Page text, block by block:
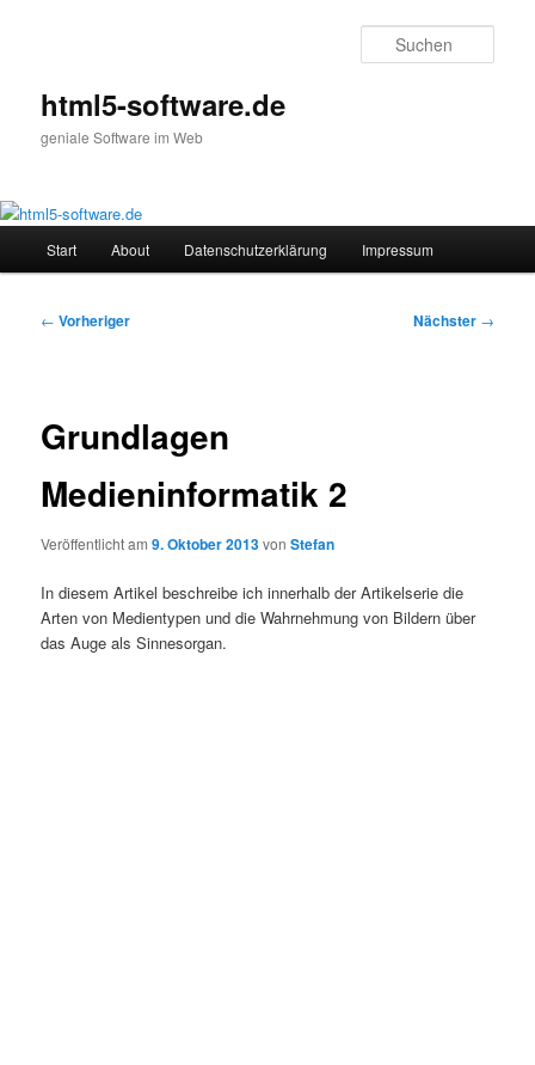
html5-software.de
geniale Software im Web
Start About Datenschutzerklärung Impressum
Beitragsnavigation
← Vorheriger Nächster →
Grundlagen
Medieninformatik 2
Veröffentlicht am9. Oktober 2013vonStefan
In diesem Artikel beschreibe ich innerhalb der Artikelserie die
Arten von Medientypen und die Wahrnehmung von Bildern über
das Auge als Sinnesorgan.